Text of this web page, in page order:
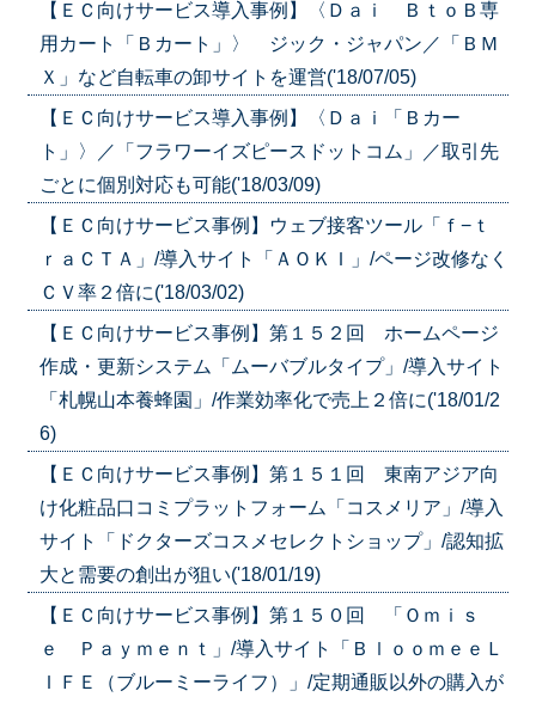
【ＥＣ向けサービス導入事例】〈Ｄａｉ ＢｔｏＢ専
用カート「Ｂカート」〉 ジック・ジャパン／「ＢＭ
Ｘ」など自転車の卸サイトを運営('18/07/05)
【ＥＣ向けサービス導入事例】〈Ｄａｉ「Ｂカー
ト」〉／「フラワーイズピースドットコム」／取引先
ごとに個別対応も可能('18/03/09)
【ＥＣ向けサービス事例】ウェブ接客ツール「ｆ−ｔ
ｒａＣＴＡ」/導入サイト「ＡＯＫＩ」/ページ改修なく
ＣＶ率２倍に('18/03/02)
【ＥＣ向けサービス事例】第１５２回 ホームページ
作成・更新システム「ムーバブルタイプ」/導入サイト
「札幌山本養蜂園」/作業効率化で売上２倍に('18/01/2
6)
【ＥＣ向けサービス事例】第１５１回 東南アジア向
け化粧品口コミプラットフォーム「コスメリア」/導入
サイト「ドクターズコスメセレクトショップ」/認知拡
大と需要の創出が狙い('18/01/19)
【ＥＣ向けサービス事例】第１５０回 「Ｏｍｉｓ
ｅ Ｐａｙｍｅｎｔ」/導入サイト「ＢｌｏｏｍｅｅＬ
ＩＦＥ（ブルーミーライフ）」/定期通販以外の購入が